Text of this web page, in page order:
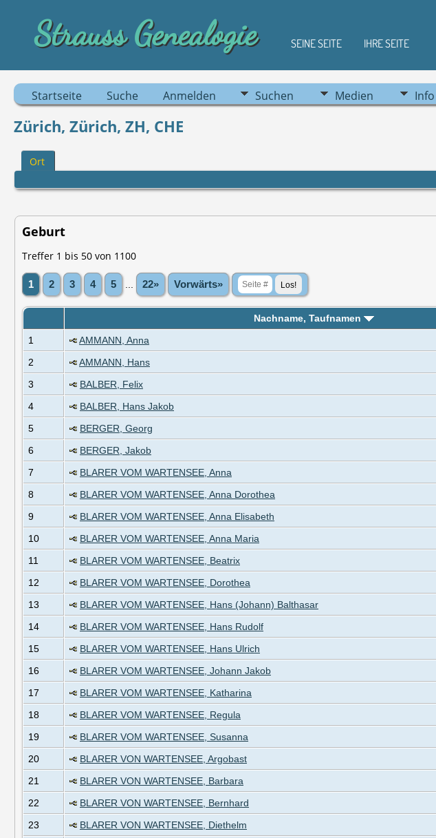
Strauss Genealogie SEINE SEITE IHRE SEITE
Startseite Suche Anmelden Suchen Medien Info
Zürich, Zürich, ZH, CHE‎
Ort
Geburt
Treffer 1 bis 50 von 1100
1 2 3 4 5 22» Vorwärts»
Nachname, Taufnamen
1
AMMANN, Anna
2
AMMANN, Hans
3
BALBER, Felix
4
BALBER, Hans Jakob
5
BERGER, Georg
6
BERGER, Jakob
7
BLARER VOM WARTENSEE, Anna
8
BLARER VOM WARTENSEE, Anna Dorothea
9
BLARER VOM WARTENSEE, Anna Elisabeth
10
BLARER VOM WARTENSEE, Anna Maria
11
BLARER VOM WARTENSEE, Beatrix
12
BLARER VOM WARTENSEE, Dorothea
13
BLARER VOM WARTENSEE, Hans (Johann) Balthasar
14
BLARER VOM WARTENSEE, Hans Rudolf
15
BLARER VOM WARTENSEE, Hans Ulrich
16
BLARER VOM WARTENSEE, Johann Jakob
17
BLARER VOM WARTENSEE, Katharina
18
BLARER VOM WARTENSEE, Regula
19
BLARER VOM WARTENSEE, Susanna
20
BLARER VON WARTENSEE, Argobast
21
BLARER VON WARTENSEE, Barbara
22
BLARER VON WARTENSEE, Bernhard
23
BLARER VON WARTENSEE, Diethelm